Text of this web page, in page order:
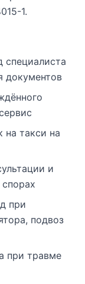
1.
документов
такси на
и
при
подвоз
при травме